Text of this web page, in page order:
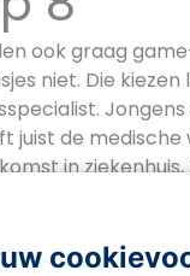
ook graag
niet. Die
juist de medische
in
top 20 van
een voorkeur
of chef-kok.